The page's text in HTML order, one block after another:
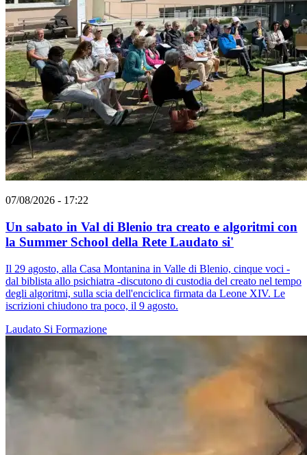
07/08/2026 - 17:22
Un sabato in Val di Blenio tra creato e algoritmi con
la Summer School della Rete Laudato si'
Il 29 agosto, alla Casa Montanina in Valle di Blenio, cinque voci -
dal biblista allo psichiatra -discutono di custodia del creato nel tempo
degli algoritmi, sulla scia dell'enciclica firmata da Leone XIV. Le
iscrizioni chiudono tra poco, il 9 agosto.
Laudato Si Formazione